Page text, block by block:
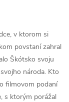
v ktorom si
povstaní zahral
Škótsko svoju
národa. Kto
filmovom podaní
s ktorým porážal